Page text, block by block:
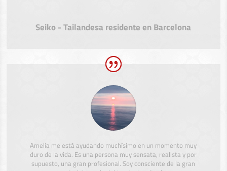
Seiko - Tailandesa residente en Barcelona
Amelia me está ayudando muchísimo en un momento muy
duro de la vida. Es una persona muy sensata, realista y por
supuesto, una gran profesional. Soy consciente de la gran